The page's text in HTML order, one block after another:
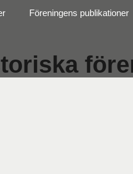
Föreningens publikationer